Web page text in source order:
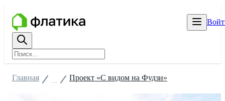
Главная Проект «С видом на Фудзи»